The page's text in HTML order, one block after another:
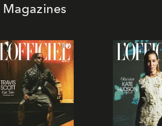
Magazines